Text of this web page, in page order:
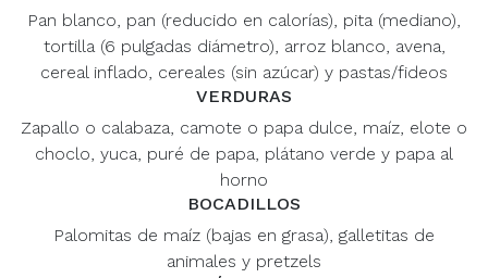
Pan blanco, pan (reducido en calorías), pita (mediano),
tortilla (6 pulgadas diámetro), arroz blanco, avena,
cereal inflado, cereales (sin azúcar) y pastas/fideos
VERDURAS
Zapallo o calabaza, camote o papa dulce, maíz, elote o
choclo, yuca, puré de papa, plátano verde y papa al
horno
BOCADILLOS
Palomitas de maíz (bajas en grasa), galletitas de
animales y pretzels